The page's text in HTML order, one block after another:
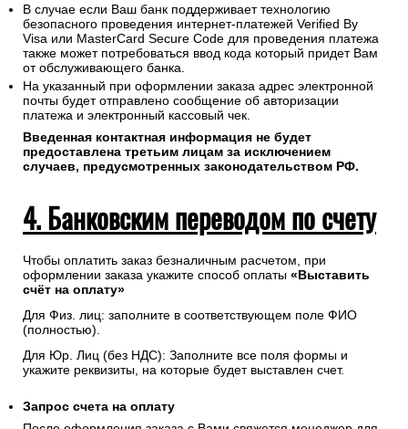
В случае если Ваш банк поддерживает технологию
безопасного проведения интернет-платежей Verified By
Visa или MasterCard Secure Code для проведения платежа
также может потребоваться ввод кода который придет Вам
от обслуживающего банка.
На указанный при оформлении заказа адрес электронной
почты будет отправлено сообщение об авторизации
платежа и электронный кассовый чек.
Введенная контактная информация не будет
предоставлена третьим лицам за исключением
случаев, предусмотренных законодательством РФ.
4. Банковским переводом по счету
Чтобы оплатить заказ безналичным расчетом, при
оформлении заказа укажите способ оплаты «Выставить
счёт на оплату»
Для Физ. лиц: заполните в соответствующем поле ФИО
(полностью).
Для Юр. Лиц (без НДС): Заполните все поля формы и
укажите реквизиты, на которые будет выставлен счет.
Запрос счета на оплату